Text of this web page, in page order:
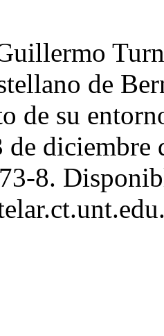
de
de su
diciembre
8.